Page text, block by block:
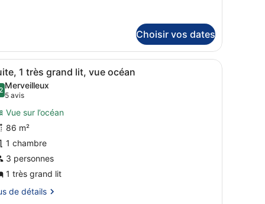
Choisir vos dates
sur l’extérieur.
d’un grand lit, d’un balcon avec vue et d’une télévision à écran plat.
:
Une chambre d’hôtel moderne avec un
10 1 très grand lit, vue océan
sur 10
Merveilleux
5 avis
(5 avis)
Vue sur l’océan
86 m²
1 chambre
3 personnes
1 très grand lit
de détails